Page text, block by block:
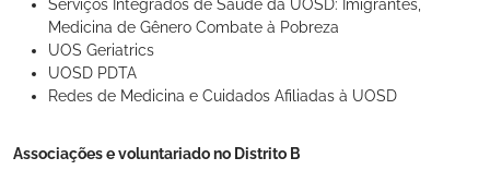
Serviços Integrados de Saúde da UOSD: Imigrantes,
Medicina de Gênero Combate à Pobreza
UOS Geriatrics
UOSD PDTA
Redes de Medicina e Cuidados Afiliadas à UOSD
Associações e voluntariado no Distrito B